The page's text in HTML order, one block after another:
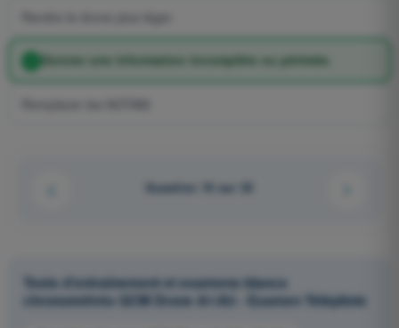
Donner une information incomplète ou périmée.
Question 16 sur 32
Tests d'entraînement et examens blancs
chronométrés QCM Drone A1/A3 - Examen Télépilote